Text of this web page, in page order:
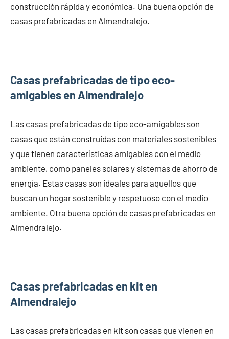
construcción rápida y económica. Una buena opción de
casas prefabricadas en Almendralejo.
Casas prefabricadas de tipo eco-
amigables en Almendralejo
Las casas prefabricadas de tipo eco-amigables son
casas que están construidas con materiales sostenibles
y que tienen características amigables con el medio
ambiente, como paneles solares y sistemas de ahorro de
energía. Estas casas son ideales para aquellos que
buscan un hogar sostenible y respetuoso con el medio
ambiente. Otra buena opción de casas prefabricadas en
Almendralejo.
Casas prefabricadas en kit en
Almendralejo
Las casas prefabricadas en kit son casas que vienen en